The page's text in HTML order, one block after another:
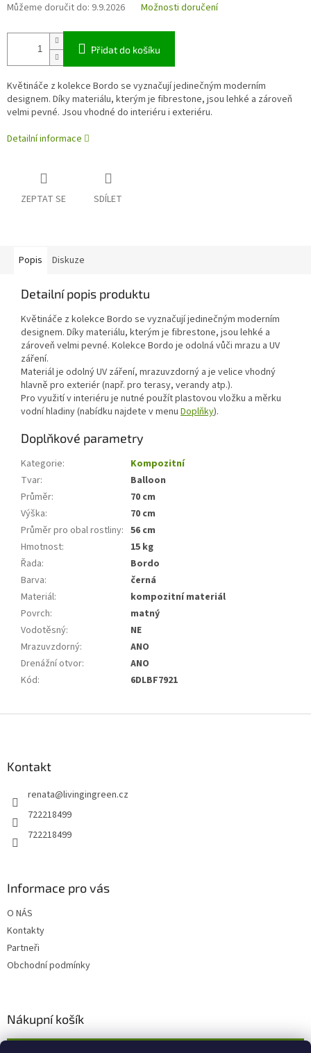
Můžeme doručit do: 9.9.2026 Možnosti doručení
Přidat do košíku
Květináče z kolekce Bordo se vyznačují jedinečným moderním
designem. Díky materiálu, kterým je fibrestone, jsou lehké a zároveň
velmi pevné. Jsou vhodné do interiéru i exteriéru.
Detailní informace
ZEPTAT SE SDÍLET
Popis Diskuze
Detailní popis produktu
Květináče z kolekce Bordo se vyznačují jedinečným moderním
designem. Díky materiálu, kterým je fibrestone, jsou lehké a
zároveň velmi pevné. Kolekce Bordo je odolná vůči mrazu a UV
záření.
Materiál je odolný UV záření, mrazuvzdorný a je velice vhodný
hlavně pro exteriér (např. pro terasy, verandy atp.).
Pro využití v interiéru je nutné použít plastovou vložku a měrku
vodní hladiny (nabídku najdete v menu Doplňky).
Doplňkové parametry
Kategorie:
Kompozitní
Tvar:
Balloon
Průměr:
70 cm
Výška:
70 cm
Průměr pro obal rostliny: 56 cm
Hmotnost:
15 kg
Řada:
Bordo
Barva:
černá
Materiál:
kompozitní materiál
Povrch:
matný
Vodotěsný:
NE
Mrazuvzdorný:
ANO
Drenážní otvor:
ANO
Kód: 6DLBF7921
Kontakt
renata@livingingreen.cz
722218499
722218499
Informace pro vás
O NÁS
Kontakty
Partneři
Obchodní podmínky
Nákupní košík